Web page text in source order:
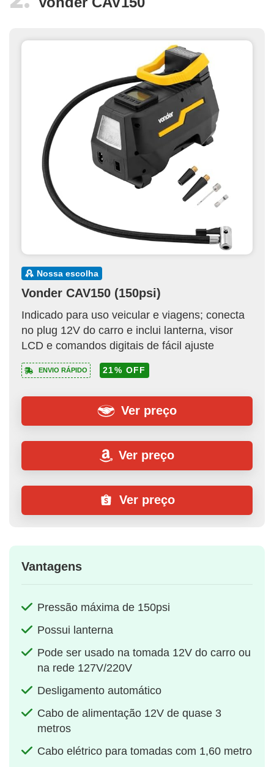
nossa escolha
Vonder CAV150 (150psi)
Indicado para uso veicular e viagens; conecta
no plug 12V do carro e inclui lanterna, visor
LCD e comandos digitais de fácil ajuste
ENVIO RÁPIDO 21% OFF
Ver preço
Ver preço
Ver preço
Vantagens
Pressão máxima de 150psi
Possui lanterna
Pode ser usado na tomada 12V do carro ou
na rede 127V/220V
Desligamento automático
Cabo de alimentação 12V de quase 3
metros
Cabo elétrico para tomadas com 1,60 metro